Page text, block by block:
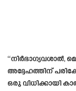
“നിർഭാഗ്യവശാൽ,
അദ്ദേഹത്തിന്
ഒരു വിധിക്കായി